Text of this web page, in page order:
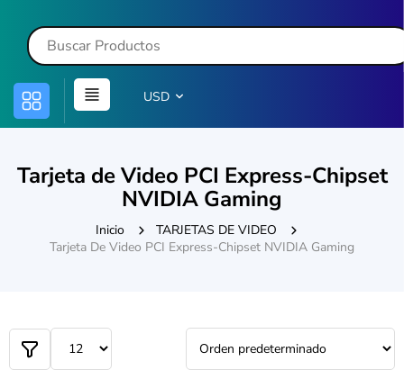
USD
Tarjeta de Video PCI Express-Chipset
NVIDIA Gaming
Inicio
TARJETAS DE VIDEO
Tarjeta De Video PCI Express-Chipset NVIDIA Gaming